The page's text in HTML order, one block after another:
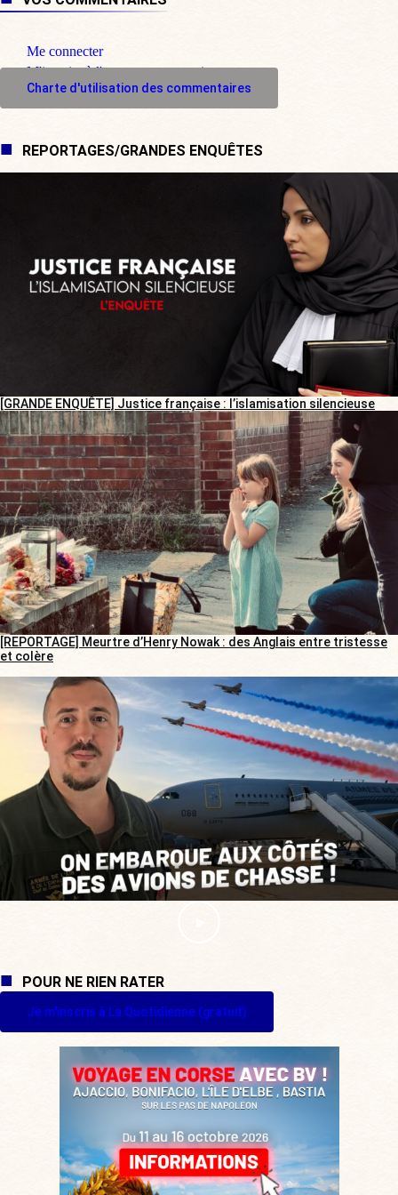
Me connecter
M'inscrire à l'espace commentaire
Charte d'utilisation des commentaires
REPORTAGES/GRANDES ENQUÊTES
[GRANDE ENQUÊTE] Justice française : l’islamisation silencieuse
[REPORTAGE] Meurtre d’Henry Nowak : des Anglais entre tristesse
et colère
POUR NE RIEN RATER
Je m'inscris à La Quotidienne (gratuit)